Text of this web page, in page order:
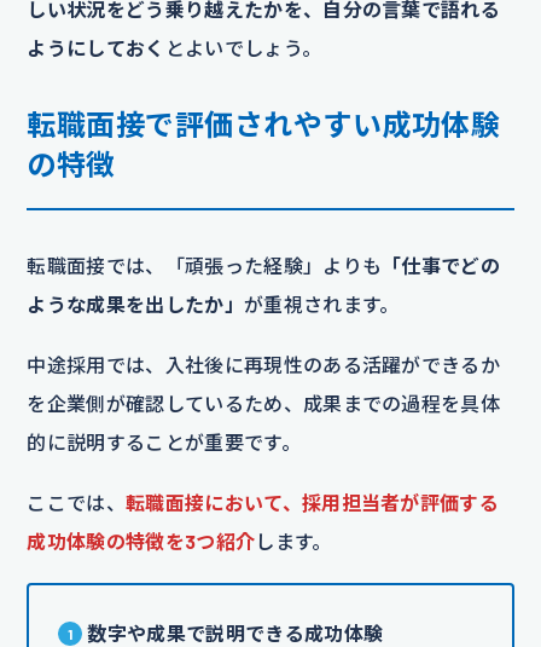
しい状況をどう乗り越えたかを、自分の言葉で語れる
ようにしておく とよいでしょう。
転職面接で評価されやすい成功体験
の特徴
転職面接では、「頑張った経験」よりも
「仕事でどの
ような成果を出したか」 が重視されます。
中途採用では、入社後に再現性のある活躍ができるか
を企業側が確認しているため、成果までの過程を具体
的に説明することが重要です。
ここでは、 転職面接において、採用担当者が評価する
成功体験の特徴を3つ紹介 します。
数字や成果で説明できる成功体験